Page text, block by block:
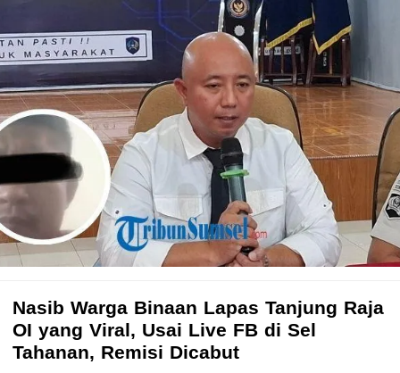
Nasib Warga Binaan Lapas Tanjung Raja
OI yang Viral, Usai Live FB di Sel
Tahanan, Remisi Dicabut